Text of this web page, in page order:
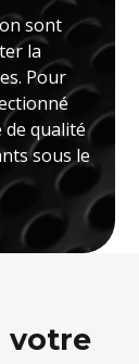
sont
la
Pour
de qualité
sous le
votre